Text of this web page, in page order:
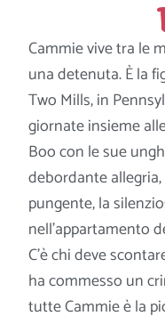
Cammie vive tra le
una detenuta. È la
Two Mills, in
giornate insieme
Boo con le sue
debordante
pungente, la
nell’appartamento
C’è chi deve
ha commesso un
tutte Cammie è la